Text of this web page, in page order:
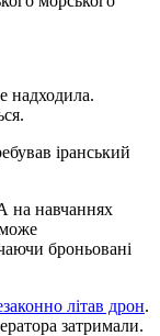
надходила.
іранський
на навчаннях
броньовані
літав дрон.
затримали.